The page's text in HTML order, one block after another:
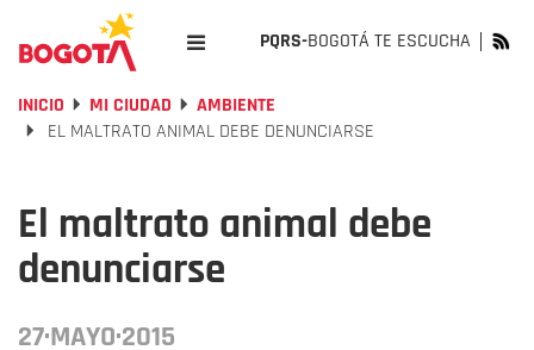
PQRS-BOGOTÁ TE ESCUCHA
INICIO MI CIUDAD
AMBIENTE
EL MALTRATO ANIMAL DEBE DENUNCIARSE
El maltrato animal debe
denunciarse
27·MAYO·2015